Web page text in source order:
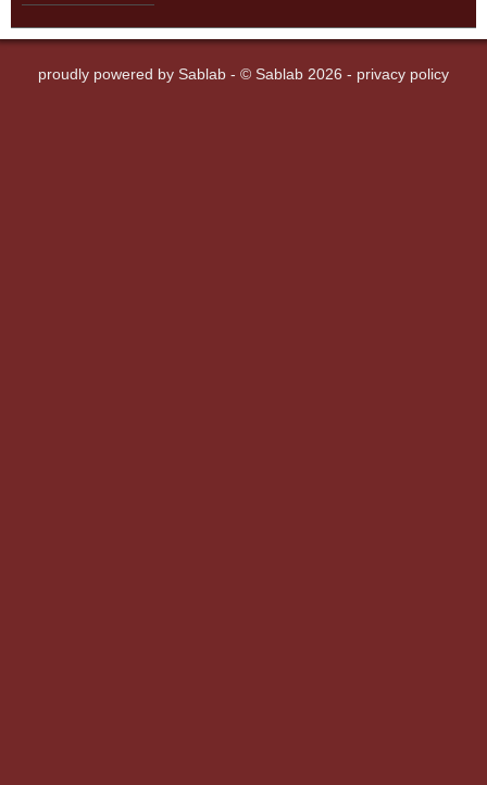
proudly powered by Sablab - © Sablab 2026 - privacy policy